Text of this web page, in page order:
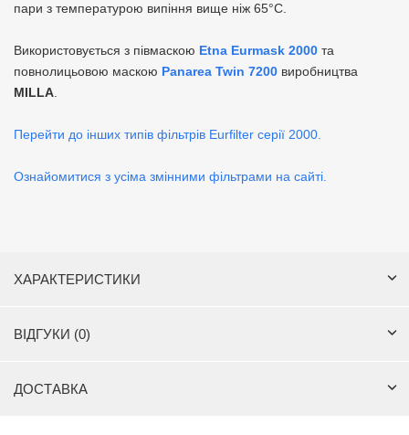
пари з температурою випіння вище ніж 65°С.
Використовується з півмаскою Etna Eurmask 2000 та
повнолицьовою маскою Panarea Twin 7200 виробництва
MILLA
Перейти до інших типів фільтрів Eurfilter серії 2000.
Ознайомитися з усіма змінними фільтрами на сайті.
ХАРАКТЕРИСТИКИ
ВІДГУКИ (0)
ДОСТАВКА